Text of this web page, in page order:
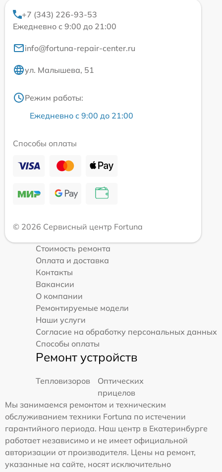
+7 (343) 226-93-53
Ежедневно с 9:00 до 21:00
info@fortuna-repair-center.ru
ул. Малышева, 51
Режим работы:
Ежедневно с 9:00 до 21:00
Способы оплаты
© 2026 Сервисный центр Fortuna
Стоимость ремонта
Оплата и доставка
Контакты
Вакансии
О компании
Ремонтируемые модели
Наши услуги
Согласие на обработку персональных данных
Способы оплаты
Ремонт устройств
Тепловизоров
Оптических
прицелов
Мы занимаемся ремонтом и техническим
обслуживанием техники Fortuna по истечении
гарантийного периода. Наш центр в Екатеринбурге
работает независимо и не имеет официальной
авторизации от производителя. Цены на ремонт,
указанные на сайте, носят исключительно